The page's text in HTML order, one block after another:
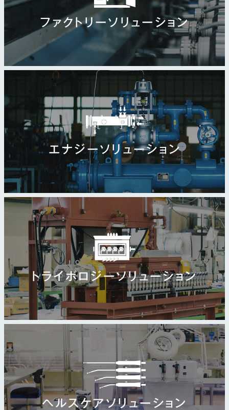
ファクトリーソリューション
エナジーソリューション
トライボロジーソリューション
ヘルスケアソリューション